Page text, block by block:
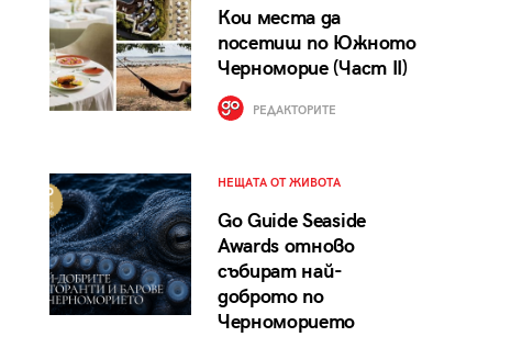
Кои места да
посетиш по Южното
Черноморие (Част II)
РЕДАКТОРИТЕ
НЕЩАТА ОТ ЖИВОТА
Go Guide Seaside
Awards отново
събират най-
доброто по
Черноморието